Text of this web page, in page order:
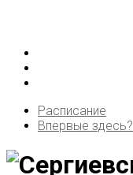
Расписание
Впервые здесь?